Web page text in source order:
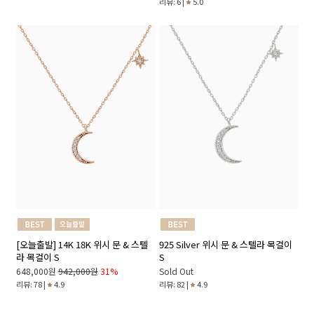
[오늘출발] 14K 18K 위시 문 & 스텔
라 목걸이 S
648,000원 942,000원 31%
리뷰: 78 | 4.9
925 Silver 위시 문 & 스텔라 목걸이
S
Sold Out
리뷰: 82 | 4.9